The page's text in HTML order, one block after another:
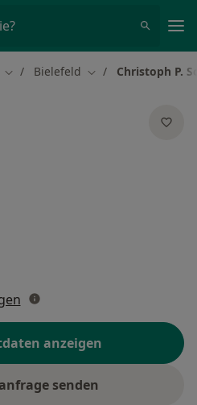
Stadt ändern
Bielefeld Stadt ändern
Christoph P.
Spezialisierungen
anzeigen
senden